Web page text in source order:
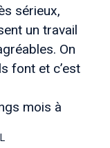
sérieux,
un travail
On
font et c’est
mois à